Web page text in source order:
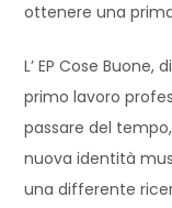
ottenere una
L’ EP Cose
primo lavoro
passare del
nuova identità
una differente